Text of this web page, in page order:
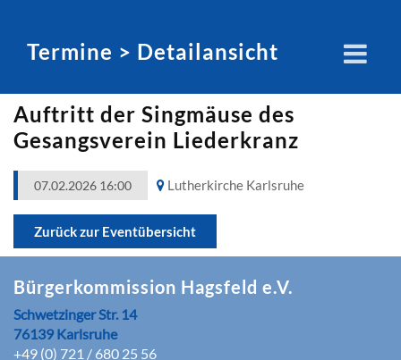
Termine > Detailansicht
Auftritt der Singmäuse des
Gesangsverein Liederkranz
07.02.2026 16:00 Lutherkirche Karlsruhe
Zurück zur Eventübersicht
Bürgerkommission Hagsfeld e.V.
Schwetzinger Str. 14
76139 Karlsruhe
+49 (0) 721 / 680 25 56